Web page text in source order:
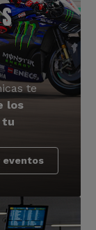
te
los
tu
eventos